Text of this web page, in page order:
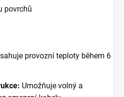
povrchů
provozní teploty během 6
Umožňuje volný a